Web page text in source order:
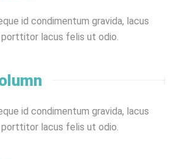
id condimentum gravida, lacus
porttitor lacus felis ut odio.
id condimentum gravida, lacus
porttitor lacus felis ut odio.